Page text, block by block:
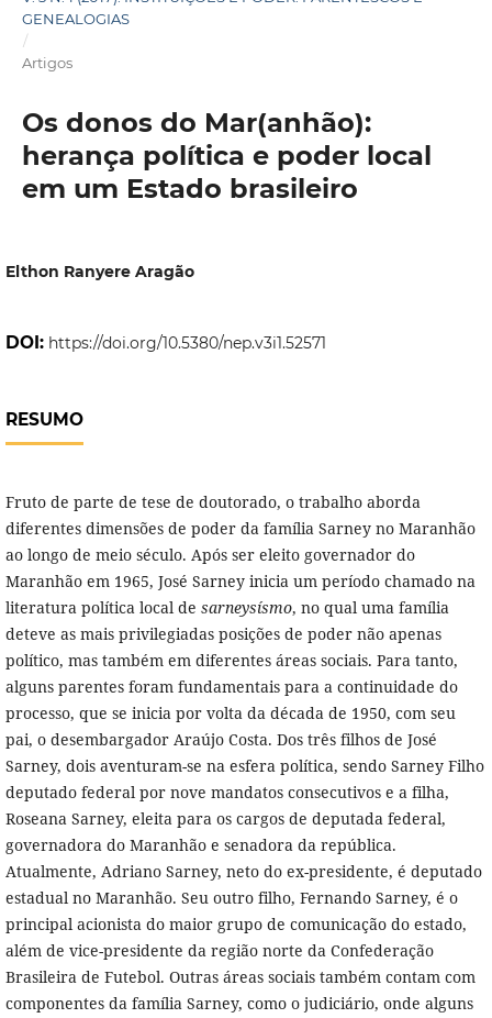
GENEALOGIAS
/
Artigos
Os donos do Mar(anhão):
herança política e poder local
em um Estado brasileiro
Elthon Ranyere Aragão
DOI: https://doi.org/10.5380/nep.v3i1.52571
RESUMO
Fruto de parte de tese de doutorado, o trabalho aborda
diferentes dimensões de poder da família Sarney no Maranhão
ao longo de meio século. Após ser eleito governador do
Maranhão em 1965, José Sarney inicia um período chamado na
literatura política local de sarneysísmo, no qual uma família
deteve as mais privilegiadas posições de poder não apenas
político, mas também em diferentes áreas sociais. Para tanto,
alguns parentes foram fundamentais para a continuidade do
processo, que se inicia por volta da década de 1950, com seu
pai, o desembargador Araújo Costa. Dos três filhos de José
Sarney, dois aventuram-se na esfera política, sendo Sarney Filho
deputado federal por nove mandatos consecutivos e a filha,
Roseana Sarney, eleita para os cargos de deputada federal,
governadora do Maranhão e senadora da república.
Atualmente, Adriano Sarney, neto do ex-presidente, é deputado
estadual no Maranhão. Seu outro filho, Fernando Sarney, é o
principal acionista do maior grupo de comunicação do estado,
além de vice-presidente da região norte da Confederação
Brasileira de Futebol. Outras áreas sociais também contam com
componentes da família Sarney, como o judiciário, onde alguns